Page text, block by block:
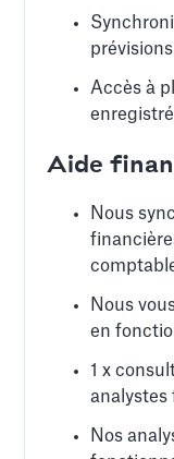
Accès à
Aide
Nous
Nous
en
1 x
analystes
Nos